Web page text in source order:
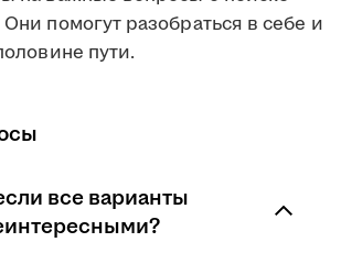
помогут разобраться в себе и
пути.
все варианты